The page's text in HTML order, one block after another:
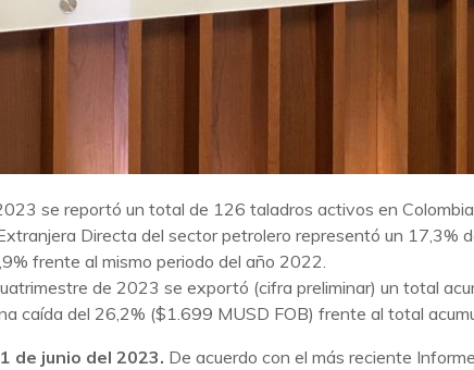
se reportó un total de 126 taladros activos en
Directa del sector petrolero representó un
frente al mismo periodo del año 2022.
de 2023 se exportó (cifra preliminar) un total
caída del 26,2% ($1.699 MUSD FOB) frente al total
de junio del 2023. De acuerdo con el más reciente